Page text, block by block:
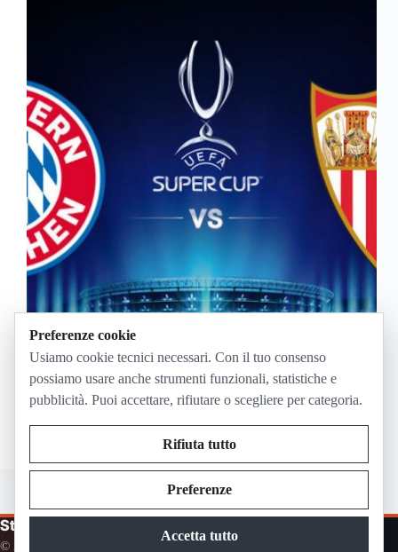
Se stai cercando un sito dove poter vedere la Finale
di Supercoppa Europa 2020 tra Bayern Monaco e
Siviglia, questo è il sito che fa per te! Ci colleghiamo
con il sito web che trasmette in differita (di qualche
Streaming in Diretta
© 2026
Preferenze cookie
Usiamo cookie tecnici necessari. Con il tuo consenso
possiamo usare anche strumenti funzionali, statistiche e
pubblicità. Puoi accettare, rifiutare o scegliere per categoria.
Rifiuta tutto
Preferenze
Accetta tutto